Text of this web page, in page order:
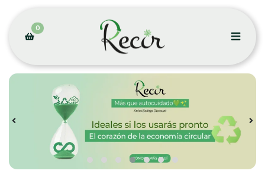
0